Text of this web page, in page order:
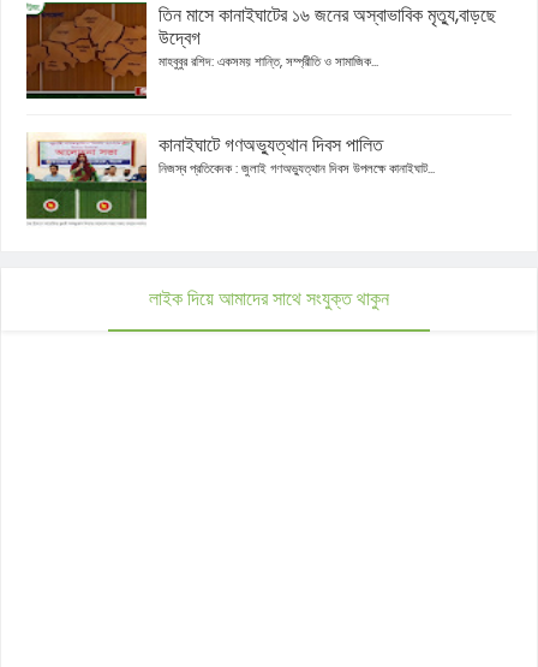
তিন মাসে কানাইঘাটের ১৬ জনের অস্বাভাবিক মৃত্যু,বাড়ছে
উদ্বেগ
মাহবুবুর রশিদ: একসময় শান্তি, সম্প্রীতি ও সামাজিক...
কানাইঘাটে গণঅভ্যুত্থান দিবস পালিত
নিজস্ব প্রতিবেদক : জুলাই গণঅভ্যুত্থান দিবস উপলক্ষে কানাইঘাট...
লাইক দিয়ে আমাদের সাথে সংযুক্ত থাকুন